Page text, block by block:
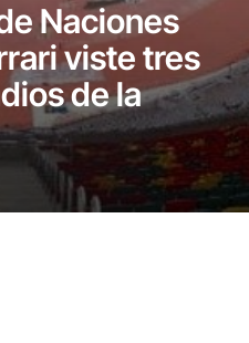
Naciones
viste tres
de la